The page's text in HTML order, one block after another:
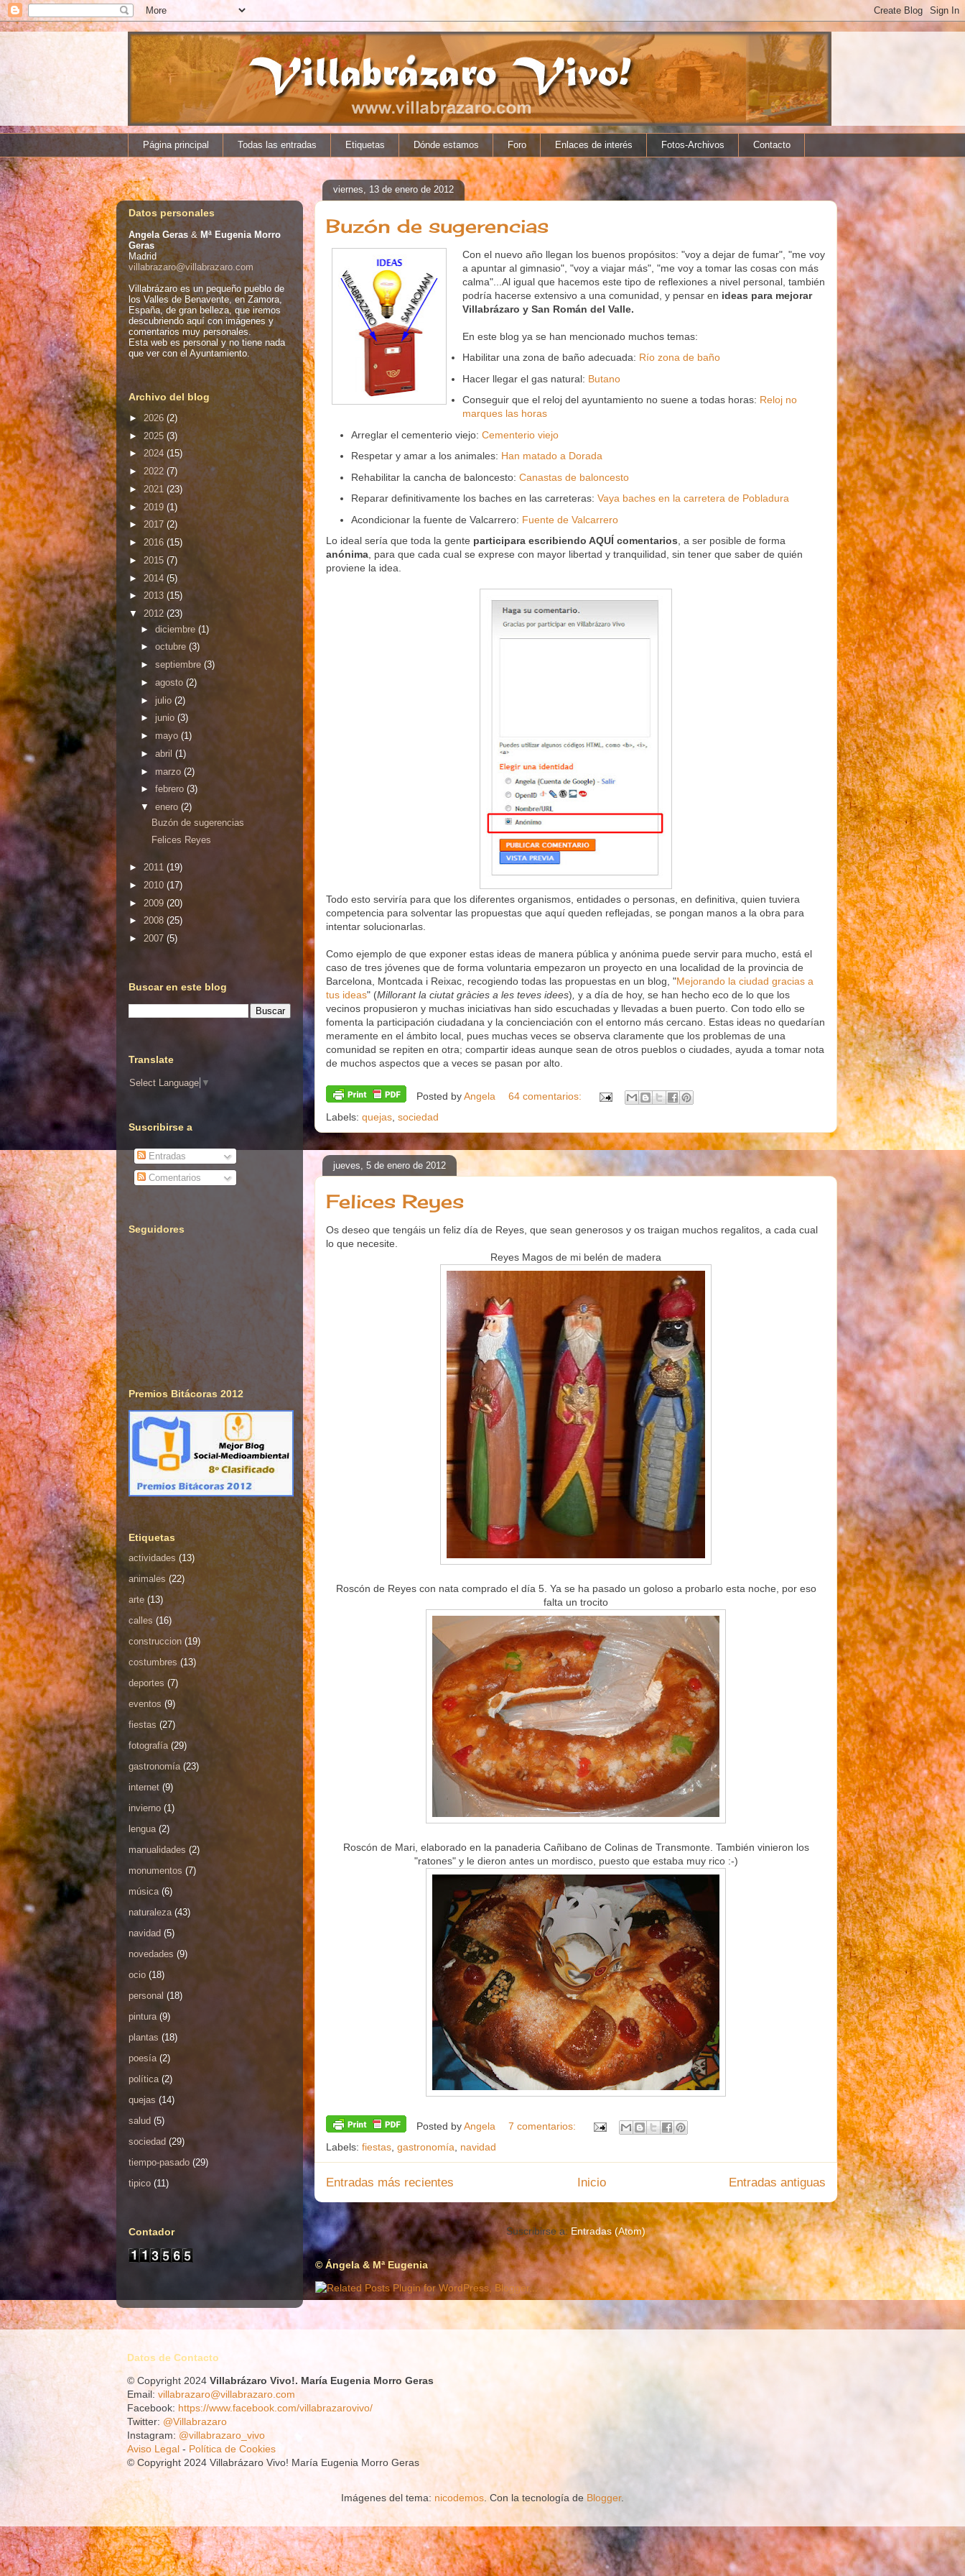
Página principal Todas las entradas Etiquetas Dónde estamos Foro Enlaces de interés Fotos-Archivos Contacto
viernes, 13 de enero de 2012
Buzón de sugerencias
Con el nuevo año llegan los buenos propósitos: "voy a dejar de fumar", "me voy
a apuntar al gimnasio", "voy a viajar más", "me voy a tomar las cosas con más
calma"...Al igual que hacemos este tipo de reflexiones a nivel personal, también
podría hacerse extensivo a una comunidad, y pensar en ideas para mejorar
Villabrázaro y San Román del Valle.
En este blog ya se han mencionado muchos temas:
Habilitar una zona de baño adecuada: Río zona de baño
Hacer llegar el gas natural: Butano
Conseguir que el reloj del ayuntamiento no suene a todas horas: Reloj no
marques las horas
Arreglar el cementerio viejo: Cementerio viejo
Respetar y amar a los animales: Han matado a Dorada
Rehabilitar la cancha de baloncesto: Canastas de baloncesto
Reparar definitivamente los baches en las carreteras: Vaya baches en la carretera de Pobladura
Acondicionar la fuente de Valcarrero: Fuente de Valcarrero
Lo ideal sería que toda la gente participara escribiendo AQUÍ comentarios , a ser posible de forma
anónima , para que cada cual se exprese con mayor libertad y tranquilidad, sin tener que saber de quién
proviene la idea.
Todo esto serviría para que los diferentes organismos, entidades o personas, en definitiva, quien tuviera
competencia para solventar las propuestas que aquí queden reflejadas, se pongan manos a la obra para
intentar solucionarlas.
Como ejemplo de que exponer estas ideas de manera pública y anónima puede servir para mucho, está el
caso de tres jóvenes que de forma voluntaria empezaron un proyecto en una localidad de la provincia de
Barcelona, Montcada i Reixac, recogiendo todas las propuestas en un blog, "Mejorando la ciudad gracias a
tus ideas" (Millorant la ciutat gràcies a les teves idees) y a día de hoy, se han hecho eco de lo que los
vecinos propusieron y muchas iniciativas han sido escuchadas y llevadas a buen puerto. Con todo ello se
fomenta la participación ciudadana y la concienciación con el entorno más cercano. Estas ideas no quedarían
meramente en el ámbito local, pues muchas veces se observa claramente que los problemas de una
comunidad se repiten en otra; compartir ideas aunque sean de otros pueblos o ciudades, ayuda a tomar nota
de muchos aspectos que a veces se pasan por alto.
Posted byAngela
64 comentarios:
Labels: quejas sociedad
jueves, 5 de enero de 2012
Felices Reyes
Os deseo que tengáis un feliz día de Reyes, que sean generosos y os traigan muchos regalitos, a cada cual
lo que necesite.
Reyes Magos de mi belén de madera
Roscón de Reyes con nata comprado el día 5. Ya se ha pasado un goloso a probarlo esta noche, por eso
falta un trocito
Roscón de Mari, elaborado en la panaderia Cañibano de Colinas de Transmonte. También vinieron los
"ratones" y le dieron antes un mordisco, puesto que estaba muy rico :-)
Posted byAngela
7 comentarios:
Labels: fiestas gastronomía navidad
Entradas más recientes Entradas antiguas
Inicio
Suscribirse a: Entradas (Atom)
© Ángela & Mª Eugenia
Datos personales
Angela Geras & Mª Eugenia Morro
Geras
Madrid
villabrazaro@villabrazaro.com
Villabrázaro es un pequeño pueblo de
los Valles de Benavente, en Zamora,
España, de gran belleza, que iremos
descubriendo aquí con imágenes y
comentarios muy personales.
Esta web es personal y no tiene nada
que ver con el Ayuntamiento.
Archivo del blog
► 2026 (2)
► 2025 (3)
► 2024 (15)
► 2022 (7)
► 2021 (23)
► 2019 (1)
► 2017 (2)
► 2016 (15)
► 2015 (7)
► 2014 (5)
► 2013 (15)
▼ 2012 (23)
► diciembre (1)
► octubre (3)
► septiembre (3)
► agosto (2)
► julio (2)
► junio (3)
► mayo (1)
► abril (1)
► marzo (2)
► febrero (3)
▼ enero (2)
Buzón de sugerencias
Felices Reyes
► 2011 (19)
► 2010 (17)
► 2009 (20)
► 2008 (25)
► 2007 (5)
Buscar en este blog
Translate
Select Language ▼
Suscribirse a
Entradas
Comentarios
Seguidores
Premios Bitácoras 2012
Etiquetas
actividades (13)
animales (22)
arte (13)
calles (16)
construccion (19)
costumbres (13)
deportes (7)
eventos (9)
fiestas (27)
fotografía (29)
gastronomía (23)
internet (9)
invierno (1)
lengua (2)
manualidades (2)
monumentos (7)
música (6)
naturaleza (43)
navidad (5)
novedades (9)
ocio (18)
personal (18)
pintura (9)
plantas (18)
poesía (2)
política (2)
quejas (14)
salud (5)
sociedad (29)
tiempo-pasado (29)
tipico (11)
Contador
Datos de Contacto
© Copyright 2024 Villabrázaro Vivo!. María Eugenia Morro Geras
Email: villabrazaro@villabrazaro.com
Facebook: https://www.facebook.com/villabrazarovivo/
Twitter: @Villabrazaro
Instagram: @villabrazaro_vivo
Aviso Legal - Política de Cookies
© Copyright 2024 Villabrázaro Vivo! María Eugenia Morro Geras
Imágenes del tema: nicodemos . Con la tecnología de Blogger.